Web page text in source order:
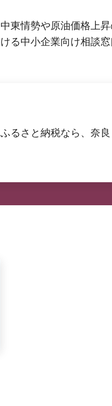
中東情勢や原油価格上
ける中小企業向け相談
ふるさと納税なら、奈良